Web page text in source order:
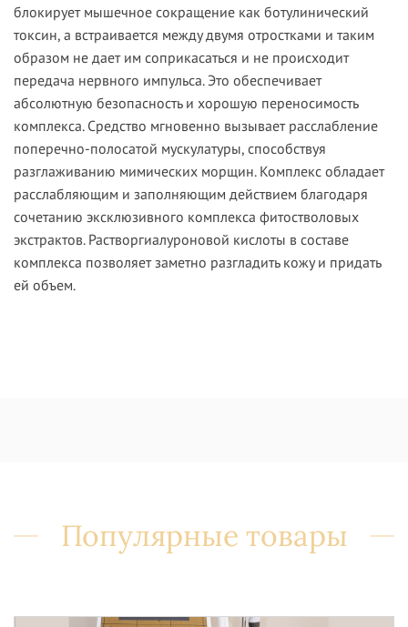
блокирует мышечное сокращение как ботулинический
токсин, а встраивается между двумя отростками и таким
образом не дает им соприкасаться и не происходит
передача нервного импульса. Это обеспечивает
абсолютную безопасность и хорошую переносимость
комплекса. Средство мгновенно вызывает расслабление
поперечно-полосатой мускулатуры, способствуя
разглаживанию мимических морщин. Комплекс обладает
расслабляющим и заполняющим действием благодаря
сочетанию эксклюзивного комплекса фитостволовых
экстрактов. Растворгиалуроновой кислоты в составе
комплекса позволяет заметно разгладить кожу и придать
ей объем.
Популярные товары